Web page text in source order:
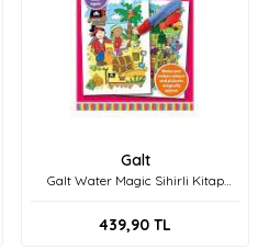
Galt
Galt Water Magic Sihirli Kitap
439,90 TL